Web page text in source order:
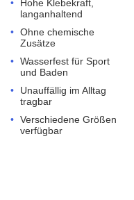
Hohe Klebekraft,
langanhaltend
Ohne chemische
Zusätze
Wasserfest für Sport
und Baden
Unauffällig im Alltag
tragbar
Verschiedene Größen
verfügbar